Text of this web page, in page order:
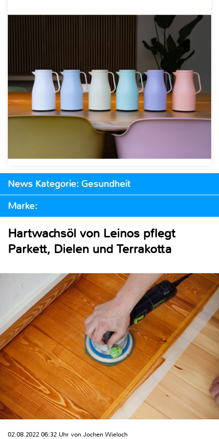
News Kategorie: Gesundheit
Marke:
Hartwachsöl von Leinos pflegt
Parkett, Dielen und Terrakotta
02.08.2022 06:32 Uhr von Jochen Wieloch